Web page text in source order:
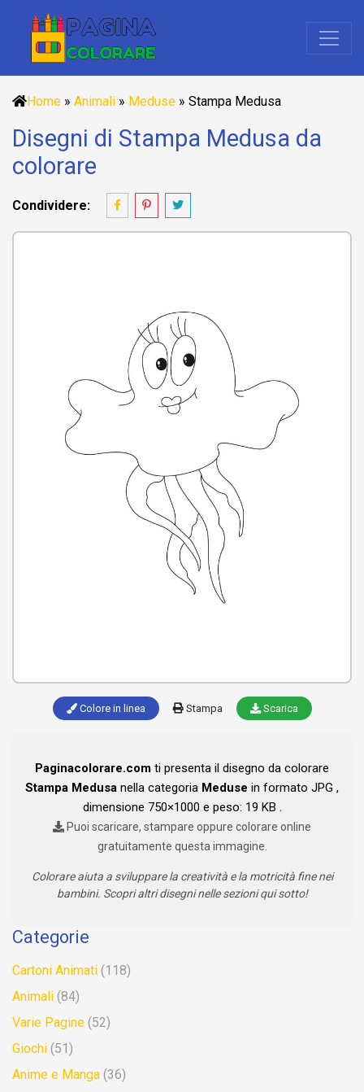
Home » Animali » Meduse » Stampa Medusa
Disegni di Stampa Medusa da
colorare
Condividere:
Colore in linea Stampa Scarica
Paginacolorare.com ti presenta il disegno da colorare
Stampa Medusa nella categoria Meduse in formato JPG ,
dimensione 750×1000 e peso: 19 KB .
Puoi scaricare, stampare oppure colorare online
gratuitamente questa immagine.
Colorare aiuta a sviluppare la creatività e la motricità fine nei
bambini. Scopri altri disegni nelle sezioni qui sotto!
Categorie
Cartoni Animati (118)
Animali (84)
Varie Pagine (52)
Giochi (51)
Anime e Manga (36)